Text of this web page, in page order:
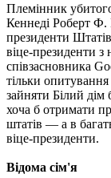
Племінник
Кеннеді Роберт Ф.
президенти
віце-президенти
співзасновника
тільки
зайняти Білий дім
хоча б отримати
штатів — а в
віце-президенти.
Відома сім'я